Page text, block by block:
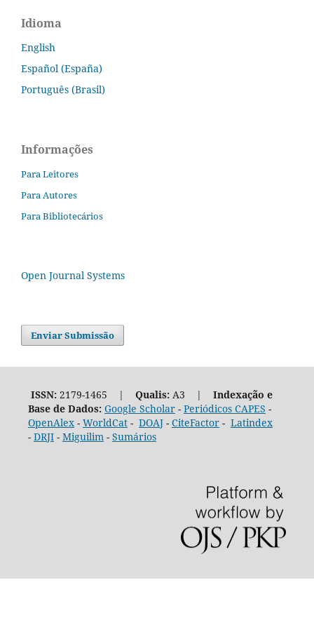
Idioma
English
Español (España)
Português (Brasil)
Informações
Para Leitores
Para Autores
Para Bibliotecários
Open Journal Systems
Enviar Submissão
ISSN:2179-1465 | Qualis:A3 | Indexação e
Base de Dados: Google Scholar- Periódicos CAPES -
OpenAlex- WorldCat- DOAJ- CiteFactor- Latindex
- DRJI- Miguilim - Sumários